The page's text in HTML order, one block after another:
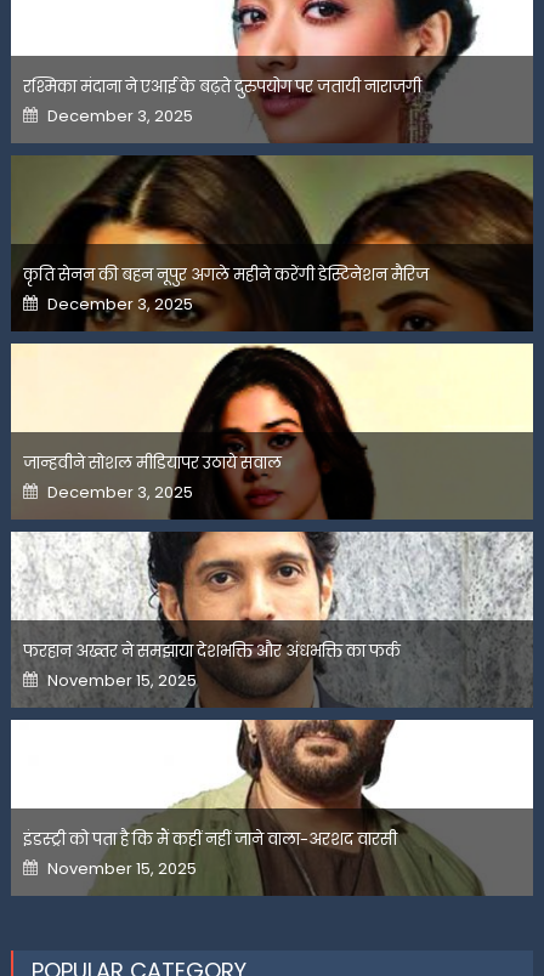
रश्मिका मंदाना ने एआई के बढ़ते दुरुपयोग पर जतायी नाराजगी
Posted
on
December 3, 2025
कृति सेनन की बहन नूपुर अगले महीने करेंगी डेस्टिनेशन मैरिज
Posted
on
December 3, 2025
जान्हवीने सोशल मीडियापर उठाये सवाल
Posted
on
December 3, 2025
फरहान अख्तर ने समझाया देशभक्ति और अंधभक्ति का फर्क
Posted
on
November 15, 2025
इंडस्ट्री को पता है कि मैं कहीं नहीं जाने वाला-अरशद वारसी
Posted
on
November 15, 2025